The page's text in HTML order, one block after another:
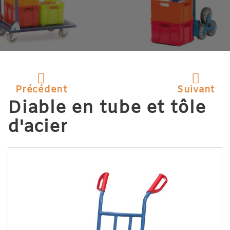
Précédent Suivant
Diable en tube et tôle
d'acier